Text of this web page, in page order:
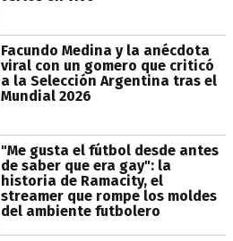
Facundo Medina y la anécdota
viral con un gomero que criticó
a la Selección Argentina tras el
Mundial 2026
"Me gusta el fútbol desde antes
de saber que era gay": la
historia de Ramacity, el
streamer que rompe los moldes
del ambiente futbolero